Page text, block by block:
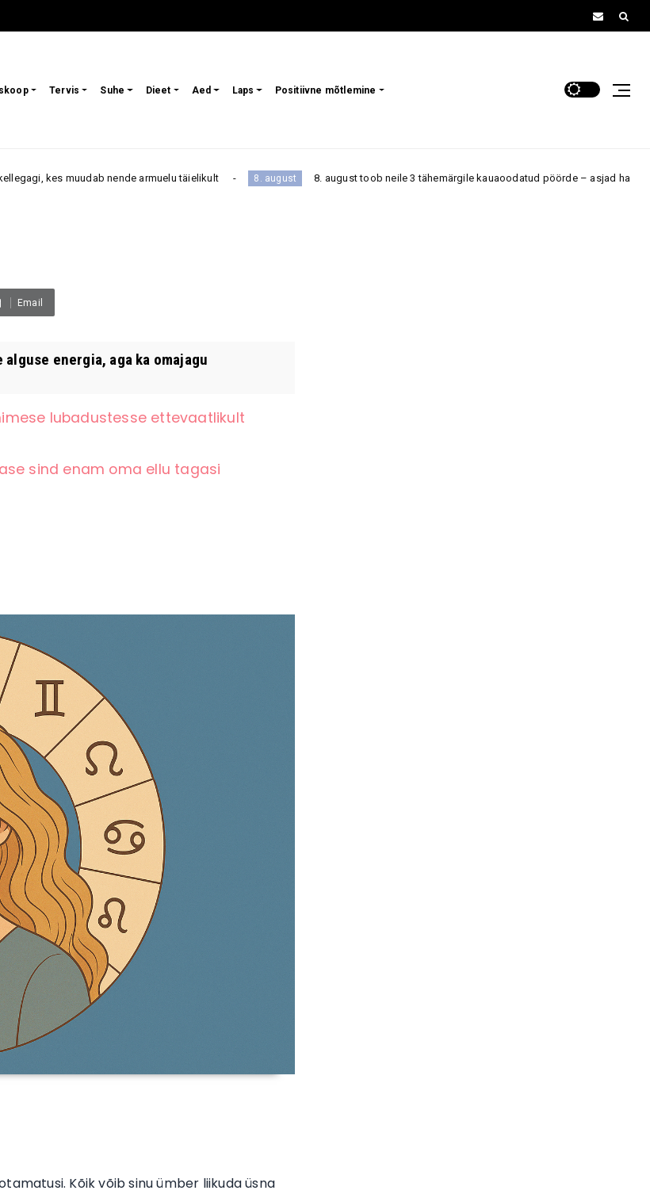
Tervis Suhe Dieet Aed Laps Positiivne mõtlemine
nende armuelu täielikult 8. august 8. august toob neile 3 tähemärgile kauaoodatud pöörde – asjad hakkavad lõpuks
Email
energia, aga ka omajagu
lubadustesse ettevaatlikult
sind enam oma ellu tagasi
Kõik võib sinu ümber liikuda üsna